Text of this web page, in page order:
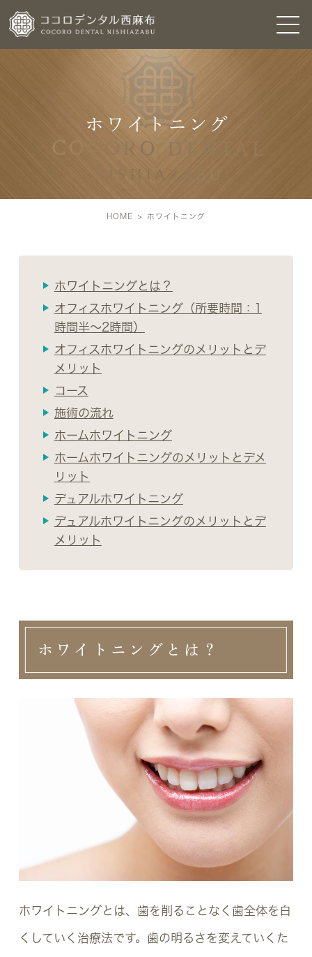
ホワイトニング
HOME ホワイトニング
ホワイトニングとは？
オフィスホワイトニング（所要時間：1
時間半～2時間）
オフィスホワイトニングのメリットとデ
メリット
コース
施術の流れ
ホームホワイトニング
ホームホワイトニングのメリットとデメ
リット
デュアルホワイトニング
デュアルホワイトニングのメリットとデ
メリット
ホワイトニングとは？
ホワイトニングとは、歯を削ることなく歯全体を白
くしていく治療法です。歯の明るさを変えていくた